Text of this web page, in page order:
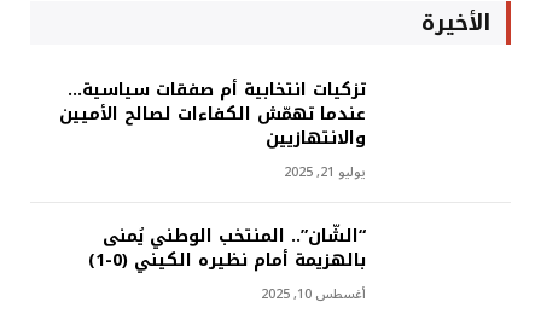
الأخيرة
تزكيات انتخابية أم صفقات سياسية…
عندما تهمّش الكفاءات لصالح الأميين
والانتهازيين
يوليو 21, 2025
“الشّان”.. المنتخب الوطني يُمنى
بالهزيمة أمام نظيره الكيني (0-1)
أغسطس 10, 2025